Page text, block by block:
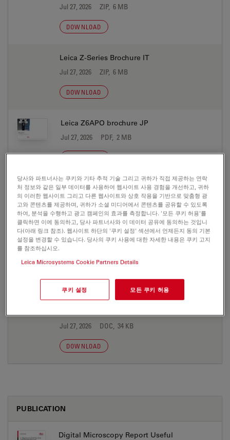
Jul 27, 2026 ZIP, 6 MB
DOWNLOAD
Leica Z-Series Brochure IT
Jul 27, 2026 ZIP, 6 MB
DOWNLOAD
Leica Z6APO brochure JP
Jul 27, 2026 PDF, 2 MB
PRESS RELEASE
Jul 27, 2026 DOC, 35 KB
DOWNLOAD
Jul 27, 2026 DOC, 34 KB
DOWNLOAD
PUBLICATION
Digital Microscopy Report Useful
당사와 파트너사는 쿠키와 기타 추적 기술 그리고 귀하가 직접 제공하는 연락
처 정보와 같은 일부 데이터를 사용하여 웹사이트 사용 경험을 개선하고, 귀하
의 이러한 웹사이트 그리고 다른 웹사이트와 상호 작용을 기반으로 맞춤형 광
고와 콘텐츠를 제공하며, 귀하가 소셜 미디어에서 콘텐츠를 공유할 수 있도록
하여, 분석을 수행하고 광고 캠페인의 효과를 측정합니다. '모든 쿠키 허용'를
클릭하면 이에 동의하고, 당사 파트너사와 이 데이터 공유에 동의하는 것입니
다(아래 링크 참조). 웹사이트 하단의 '쿠키 설정' 섹션에서 언제든지 동의 기본
설정을 변경할 수 있습니다. 당사의 쿠키 사용에 대한 자세한 내용은 쿠키 고지
를 참조하십시오.
Leica Microsystems Cookie Partners Details
쿠키 설정 모든 쿠키 허용